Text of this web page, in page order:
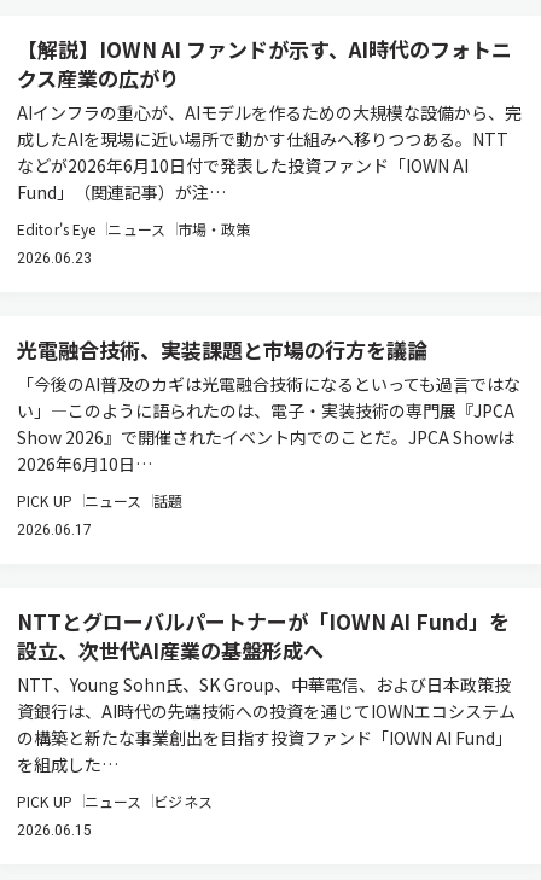
【解説】IOWN AI ファンドが示す、AI時代のフォトニ
クス産業の広がり
AIインフラの重心が、AIモデルを作るための大規模な設備から、完
成したAIを現場に近い場所で動かす仕組みへ移りつつある。NTT
などが2026年6月10日付で発表した投資ファンド「IOWN AI
Fund」（関連記事）が注…
Editor's Eye ニュース 市場・政策
2026.06.23
光電融合技術、実装課題と市場の行方を議論
「今後のAI普及のカギは光電融合技術になるといっても過言ではな
い」―このように語られたのは、電子・実装技術の専門展『JPCA
Show 2026』で開催されたイベント内でのことだ。JPCA Showは
2026年6月10日…
PICK UP ニュース 話題
2026.06.17
NTTとグローバルパートナーが「IOWN AI Fund」を
設立、次世代AI産業の基盤形成へ
NTT、Young Sohn氏、SK Group、中華電信、および日本政策投
資銀行は、AI時代の先端技術への投資を通じてIOWNエコシステム
の構築と新たな事業創出を目指す投資ファンド「IOWN AI Fund」
を組成した…
PICK UP ニュース ビジネス
2026.06.15